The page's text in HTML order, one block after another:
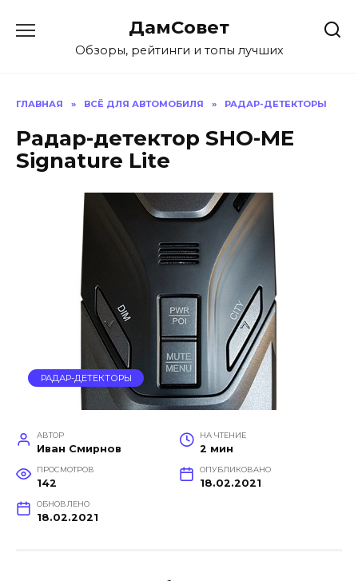
содержанию
ДамСовет
Обзоры, рейтинги и топы лучших
ГЛАВНАЯ » ВСЁ ДЛЯ АВТОМОБИЛЯ » РАДАР-ДЕТЕКТОРЫ
Радар-детектор SHO-ME
Signature Lite
РАДАР-ДЕТЕКТОРЫ
АВТОР
Иван Смирнов
НА ЧТЕНИЕ
2 мин
ПРОСМОТРОВ
142
ОПУБЛИКОВАНО
18.02.2021
ОБНОВЛЕНО
18.02.2021